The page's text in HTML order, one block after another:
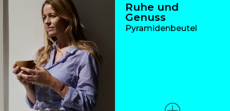
Ruhe und
Genuss
Pyramidenbeutel